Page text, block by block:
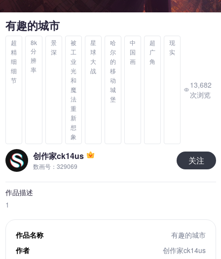
有趣的城市
超
精
细
细
节
8k
分
辨
率
景
深
被
工
业
光
和
魔
法
重
新
想
象
星
球
大
战
哈
尔
的
移
动
城
堡
中
国
画
超
广
角
现
实
13,682
次浏览
创作家ck14us
数画号：329069 关注
作品描述
1
作品名称
有趣的城市
作者
创作家ck14us